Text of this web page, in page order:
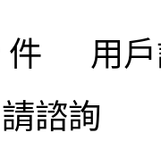
件 用戶
請諮詢